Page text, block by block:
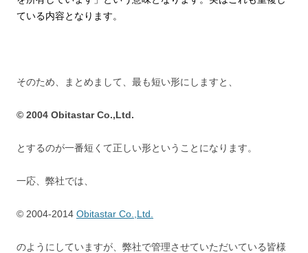
ている内容となります。
そのため、まとめまして、最も短い形にしますと、
© 2004 Obitastar Co.,Ltd.
とするのが一番短くて正しい形ということになります。
一応、弊社では、
© 2004-2014 Obitastar Co.,Ltd.
のようにしていますが、弊社で管理させていただいている皆様